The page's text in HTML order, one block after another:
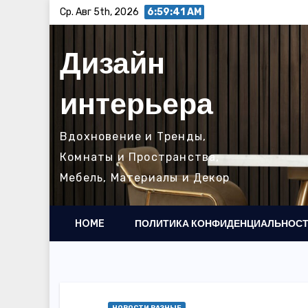
содержимому
Ср. Авг 5th, 2026 6:59:43 AM
Дизайн
интерьера
Вдохновение и Тренды,
Комнаты и Пространства,
Мебель, Материалы и Декор
HOME ПОЛИТИКА